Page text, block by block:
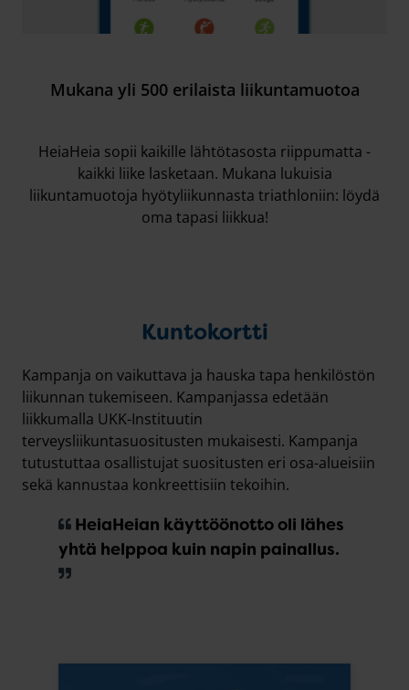
Mukana yli 500 erilaista liikuntamuotoa
HeiaHeia sopii kaikille lähtötasosta riippumatta -
kaikki liike lasketaan. Mukana lukuisia
liikuntamuotoja hyötyliikunnasta triathloniin: löydä
oma tapasi liikkua!
Kuntokortti
Kampanja on vaikuttava ja hauska tapa henkilöstön
liikunnan tukemiseen. Kampanjassa edetään
liikkumalla UKK-Instituutin
terveysliikuntasuositusten mukaisesti. Kampanja
tutustuttaa osallistujat suositusten eri osa-alueisiin
sekä kannustaa konkreettisiin tekoihin.
HeiaHeian käyttöönotto oli lähes
yhtä helppoa kuin napin painallus.